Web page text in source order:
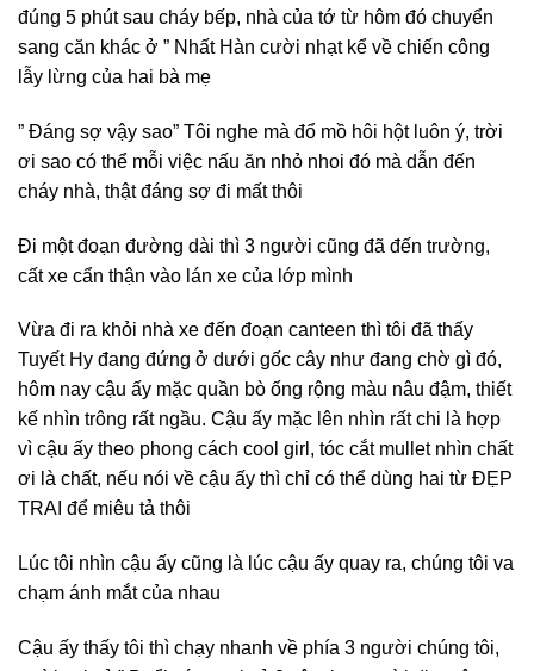
đúng 5 phút sau cháy bếp, nhà của tớ từ hôm đó chuyển
sang căn khác ở ” Nhất Hàn cười nhạt kể về chiến công
lẫy lừng của hai bà mẹ
” Đáng sợ vậy sao” Tôi nghe mà đổ mồ hôi hột luôn ý, trời
ơi sao có thể mỗi việc nấu ăn nhỏ nhoi đó mà dẫn đến
cháy nhà, thật đáng sợ đi mất thôi
Đi một đoạn đường dài thì 3 người cũng đã đến trường,
cất xe cẩn thận vào lán xe của lớp mình
Vừa đi ra khỏi nhà xe đến đoạn canteen thì tôi đã thấy
Tuyết Hy đang đứng ở dưới gốc cây như đang chờ gì đó,
hôm nay cậu ấy mặc quần bò ống rộng màu nâu đậm, thiết
kế nhìn trông rất ngầu. Cậu ấy mặc lên nhìn rất chi là hợp
vì cậu ấy theo phong cách cool girl, tóc cắt mullet nhìn chất
ơi là chất, nếu nói về cậu ấy thì chỉ có thể dùng hai từ ĐẸP
TRAI để miêu tả thôi
Lúc tôi nhìn cậu ấy cũng là lúc cậu ấy quay ra, chúng tôi va
chạm ánh mắt của nhau
Cậu ấy thấy tôi thì chạy nhanh về phía 3 người chúng tôi,